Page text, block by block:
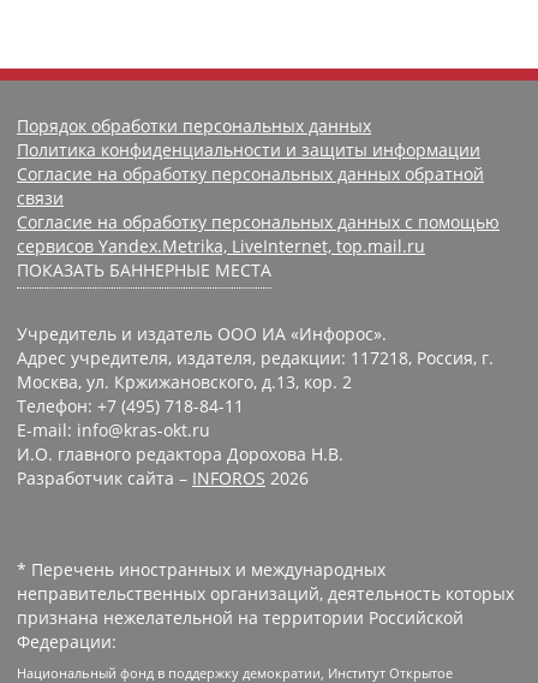
Порядок обработки персональных данных
Политика конфиденциальности и защиты информации
Согласие на обработку персональных данных обратной
связи
Согласие на обработку персональных данных с помощью
сервисов Yandex.Metrika, LiveInternet, top.mail.ru
ПОКАЗАТЬ БАННЕРНЫЕ МЕСТА
Учредитель и издатель ООО ИА «Инфорос».
Адрес учредителя, издателя, редакции: 117218, Россия, г.
Москва, ул. Кржижановского, д.13, кор. 2
Телефон: +7 (495) 718-84-11
E-mail: info@kras-okt.ru
И.О. главного редактора Дорохова Н.В.
Разработчик сайта – INFOROS 2026
* Перечень иностранных и международных
неправительственных организаций, деятельность которых
признана нежелательной на территории Российской
Федерации:
Национальный фонд в поддержку демократии, Институт Открытое